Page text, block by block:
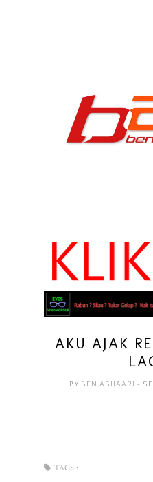
AKU AJAK
BY BEN ASHAARI-
TAGS :